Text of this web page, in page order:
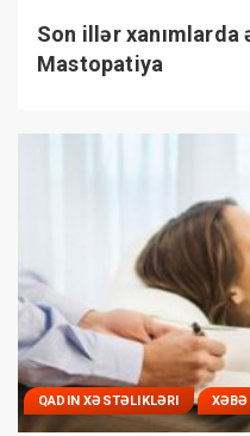
Son illər xanımlarda
Mastopatiya
QADIN XƏSTƏLIKLƏRI